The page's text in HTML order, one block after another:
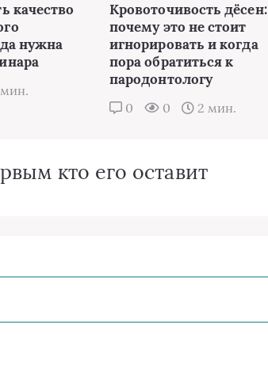
качество
нужна
Кровоточивость дёсен:
почему это не стоит
игнорировать и когда
пора обратиться к
пародонтологу
0 0 2 мин.
кто его оставит